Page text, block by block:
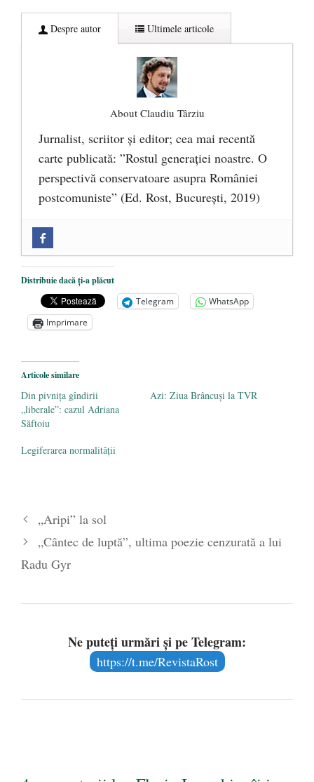
Despre autor Ultimele articole
About Claudiu Târziu
Jurnalist, scriitor şi editor; cea mai recentă
carte publicată: ”Rostul generației noastre. O
perspectivă conservatoare asupra României
postcomuniste” (Ed. Rost, București, 2019)
Târziu cere anchetă a Parchetului
European și reforme pentru a bloca
achizițiile la suprapreț - 13 august 2025
Dragi prieteni din Constanța
România nu știe să își folosească și să își
protejeze resursele
Distribuie dacă ți-a plăcut
Telegram
WhatsApp
Imprimare
Articole similare
Din pivnița gîndirii
„liberale”: cazul Adriana
Săftoiu
Azi: Ziua Brâncuși la TVR
Legiferarea normalității
„Aripi” la sol
„Cântec de luptă”, ultima poezie cenzurată a lui
Radu Gyr
Ne puteți urmări și pe Telegram:
https://t.me/RevistaRost